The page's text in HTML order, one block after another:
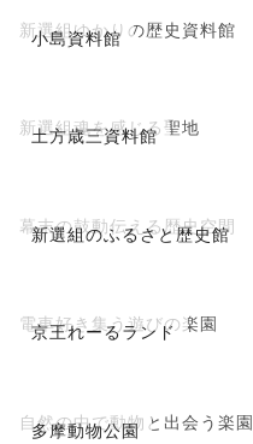
小島資料館
新選組ゆかりの歴史資料館
土方歳三資料館
新選組魂を感じる聖地
新選組のふるさと歴史館
幕末の鼓動伝える歴史空間
京王れーるランド
電車好き集う遊びの楽園
多摩動物公園
自然の中で動物と出会う楽園